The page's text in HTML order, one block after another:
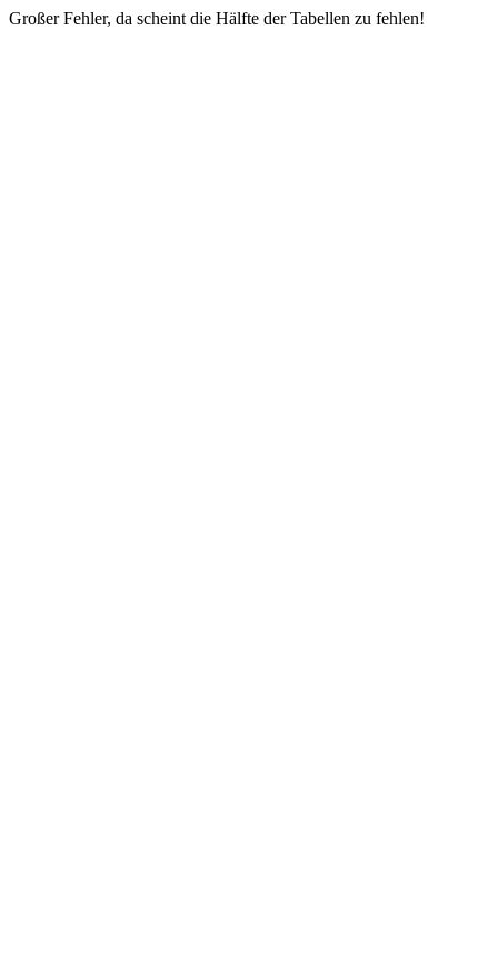
Großer Fehler, da scheint die Hälfte der Tabellen zu fehlen!